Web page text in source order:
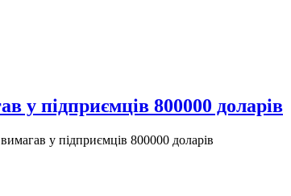
у підприємців 800000 доларів
у підприємців 800000 доларів